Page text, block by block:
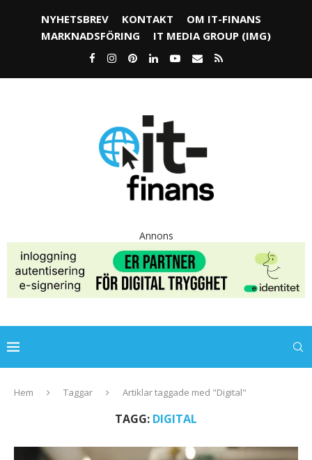
NYHETSBREV KONTAKT
OM IT-FINANS
MARKNADSFÖRING
IT MEDIA GROUP (IMG)
Annons
Hem Taggar Artiklar taggade med "Digital"
TAGG: DIGITAL